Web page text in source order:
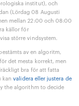
institut), och
(Lördag 08 Augusti
mellan 22:00 och 08:00
källor för
större vindsystem.
av en algoritm,
det mesta korrekt, men
bra för att fatta
kanvalidera eller justera de
the algorithm to decide